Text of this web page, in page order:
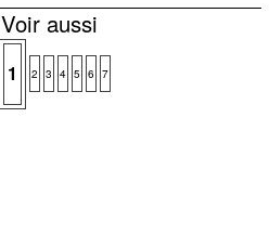
Voir aussi
1 2 3 4 5 6 7